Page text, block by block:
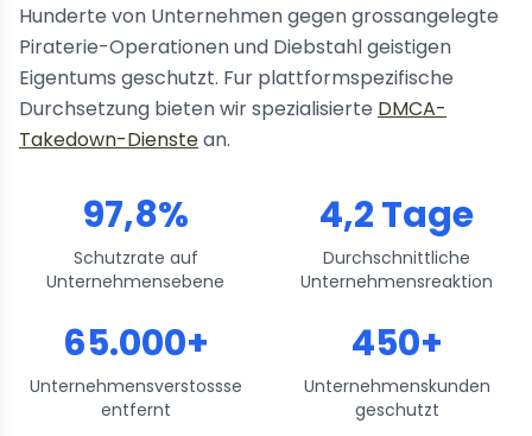
Hunderte von Unternehmen gegen grossangelegte
Piraterie-Operationen und Diebstahl geistigen
Eigentums geschutzt. Fur plattformspezifische
Durchsetzung bieten wir spezialisierte DMCA-
Takedown-Dienstean.
97,8%
Schutzrate auf
Unternehmensebene
4,2 Tage
Durchschnittliche
Unternehmensreaktion
65.000+
Unternehmensverstossse
entfernt
450+
Unternehmenskunden
geschutzt